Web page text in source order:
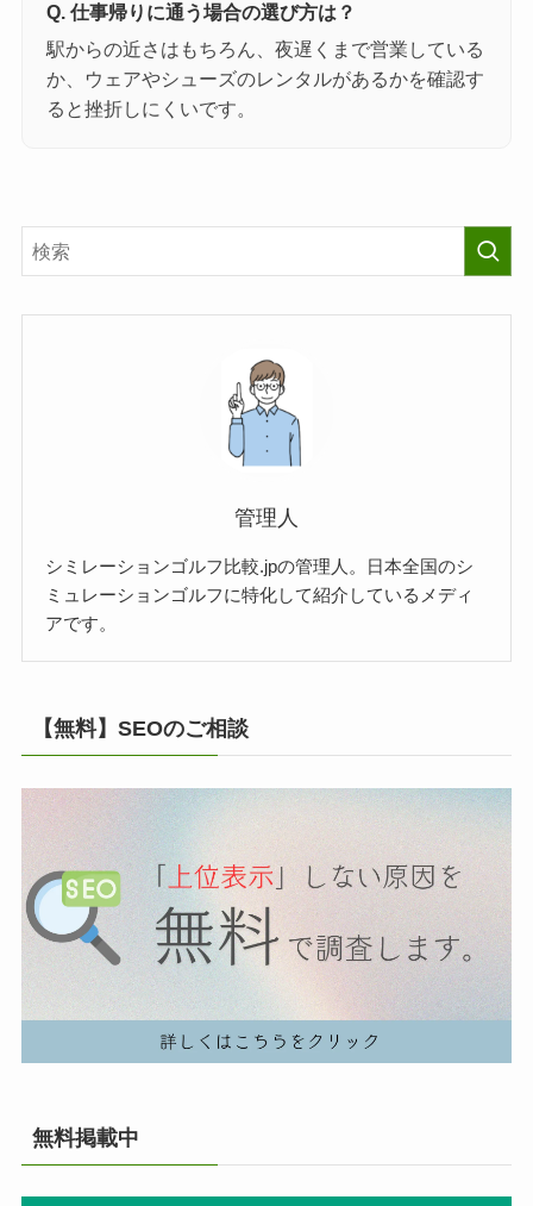
Q. 仕事帰りに通う場合の選び方は？
駅からの近さはもちろん、夜遅くまで営業している
か、ウェアやシューズのレンタルがあるかを確認す
ると挫折しにくいです。
管理人
シミレーションゴルフ比較.jpの管理人。日本全国のシ
ミュレーションゴルフに特化して紹介しているメディ
アです。
【無料】SEOのご相談
無料掲載中